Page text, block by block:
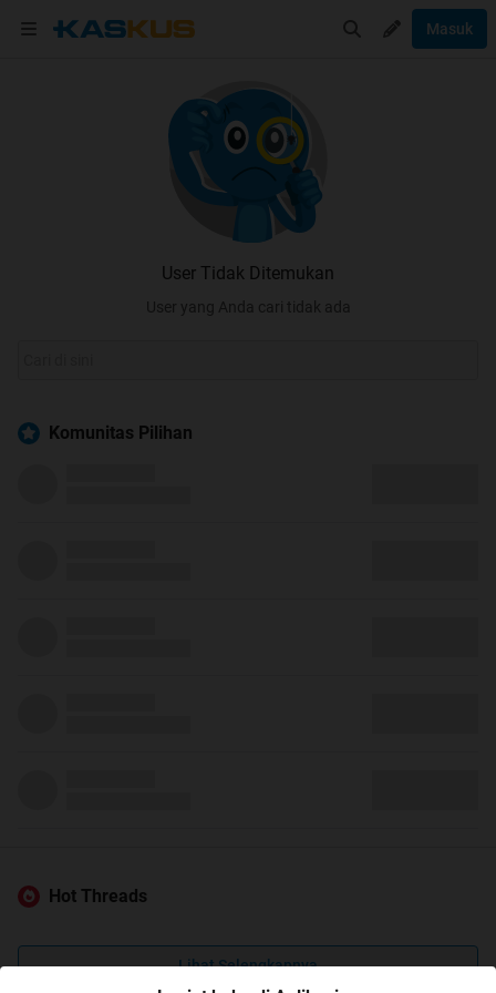
Masuk
User Tidak Ditemukan
User yang Anda cari tidak ada
Komunitas Pilihan
Hot Threads
Lihat Selengkapnya